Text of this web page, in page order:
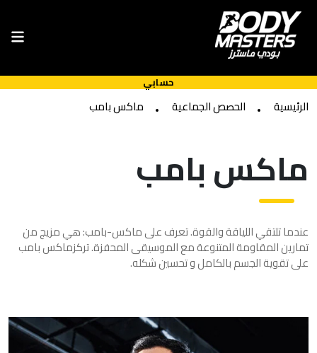
حسابي
الرئيسية الحصص الجماعية ماكس بامب
ماكس بامب
عندما تلتقي اللياقة والقوة. تعرف على ماكس-بامب: هي مزيج من
تمارين المقاومة المتنوعة مع الموسيقى المحفزة. تركزماكس بامب
على تقوية الجسم بالكامل و تحسين شكله.